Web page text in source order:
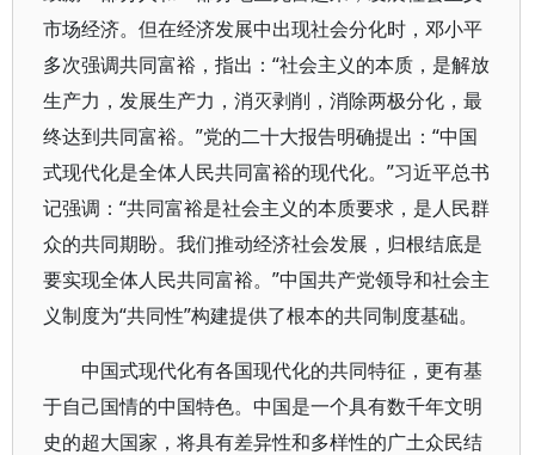
市场经济。但在经济发展中出现社会分化时，邓小平
多次强调共同富裕，指出：“社会主义的本质，是解放
生产力，发展生产力，消灭剥削，消除两极分化，最
终达到共同富裕。”党的二十大报告明确提出：“中国
式现代化是全体人民共同富裕的现代化。”习近平总书
记强调：“共同富裕是社会主义的本质要求，是人民群
众的共同期盼。我们推动经济社会发展，归根结底是
要实现全体人民共同富裕。”中国共产党领导和社会主
义制度为“共同性”构建提供了根本的共同制度基础。
中国式现代化有各国现代化的共同特征，更有基
于自己国情的中国特色。中国是一个具有数千年文明
史的超大国家，将具有差异性和多样性的广土众民结